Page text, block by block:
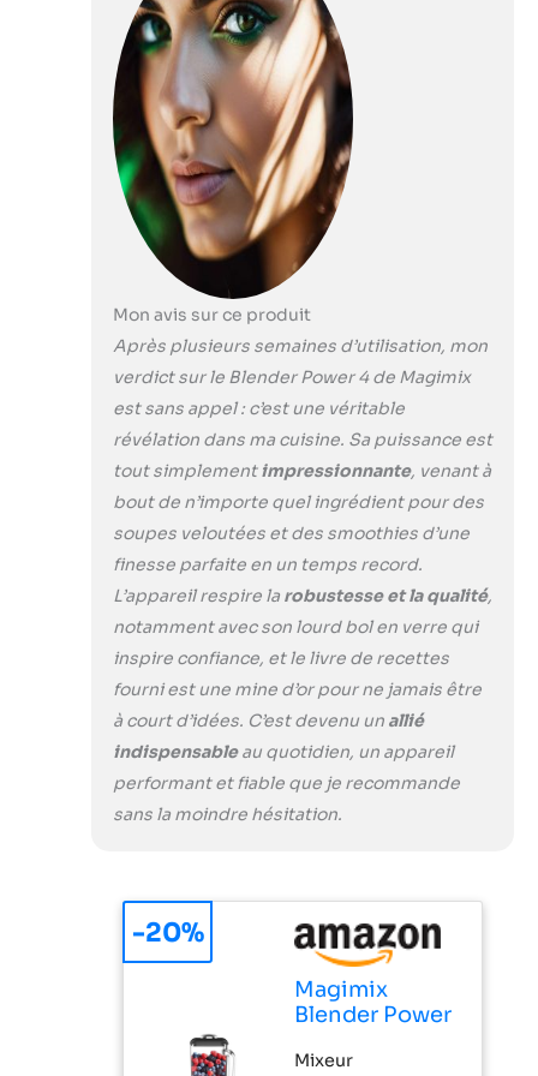
de 1,8 L : Résiste
aux chocs
thermiques, idéal
pour les
préparations
chaudes ou
froides (soupes,
smoothies, milk-
shakes, etc.)
Programmes
automatiques
fonctions
préprogrammées
– glace pilée,
smoothie, soupe,
dessert glacé et
rinçage
automatique pour
un nettoyage
Magimix gratuite :
+300 recettes
exclusives pour
exploiter tout le
potentiel de votre
blender et réussir
vos préparations à
chaque fois
Mon avis sur ce produit
Après plusieurs semaines d’utilisation, mon
verdict sur le Blender Power 4 de Magimix
est sans appel : c’est une véritable
révélation dans ma cuisine. Sa puissance est
tout simplementimpressionnante, venant à
bout de n’importe quel ingrédient pour des
soupes veloutées et des smoothies d’une
finesse parfaite en un temps record.
L’appareil respire la robustesse et la qualité,
notamment avec son lourd bol en verre qui
inspire confiance, et le livre de recettes
fourni est une mine d’or pour ne jamais être
à court d’idées. C’est devenu un allié
indispensableau quotidien, un appareil
performant et fiable que je recommande
sans la moindre hésitation.
Magimix
Blender Power
Professionnel
Mixeur
-20%